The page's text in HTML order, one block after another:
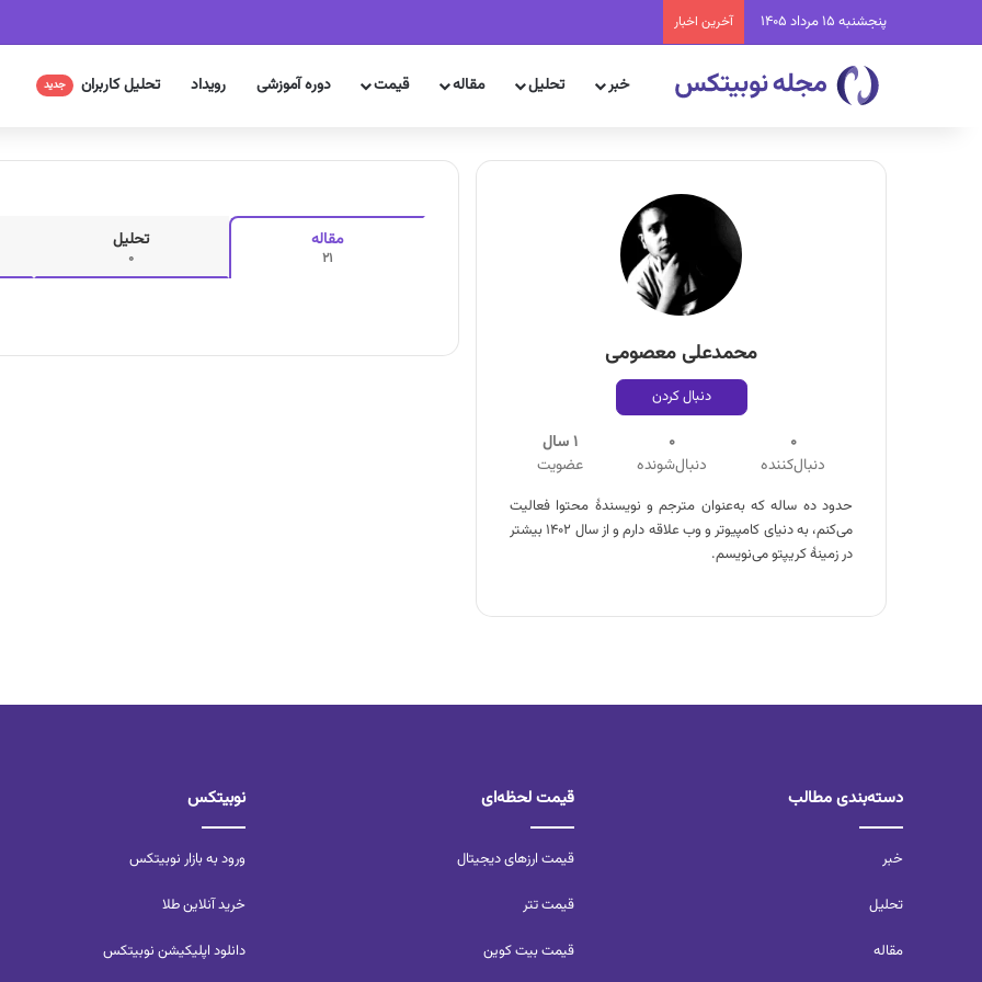
پنجشنبه 15 مرداد 1405 آخرین اخبار
خبر تحلیل مقاله قیمت دوره آموزشی رویداد تحلیل کاربران جدید
محمدعلی معصومی
دنبال کردن
0
دنبال‌کننده
0
دنبال‌شونده
1 سال
عضویت
حدود ده ساله که به‌عنوان مترجم و نویسندهٔ محتوا فعالیت
می‌کنم، به دنیای کامپیوتر و وب علاقه دارم و از سال ۱۴۰۲ بیشتر
در زمینهٔ کریپتو می‌نویسم.
مقاله
21
تحلیل
0
دسته‌بندی مطالب
خبر
تحلیل‌
مقاله
قیمت لحظه‌ای
قیمت ارزهای دیجیتال
قیمت تتر
قیمت بیت کوین
نوبیتکس
ورود به بازار نوبیتکس
خرید آنلاین طلا
دانلود اپلیکیشن نوبیتکس